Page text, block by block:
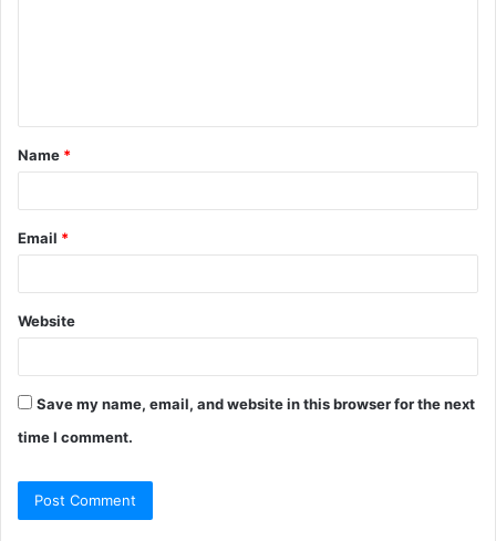
t
*
Name *
Email *
Website
Save my name, email, and website in this browser for the next
time I comment.